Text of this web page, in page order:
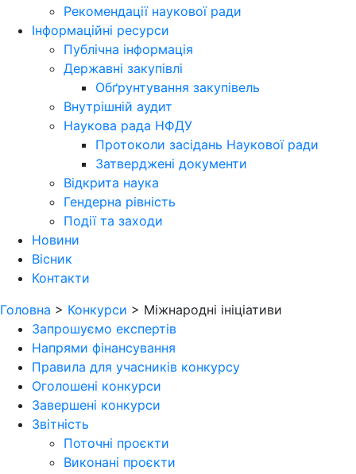
Рекомендації наукової ради
Інформаційні ресурси
Публічна інформація
Державні закупівлі
Обґрунтування закупівель
Внутрішній аудит
Наукова рада НФДУ
Протоколи засідань Наукової ради
Затверджені документи
Відкрита наука
Гендерна рівність
Події та заходи
Новини
Вісник
Контакти
Головна > Конкурси > Міжнародні ініціативи
Запрошуємо експертів
Напрями фінансування
Правила для учасників конкурсу
Оголошені конкурси
Завершені конкурси
Звітність
Поточні проєкти
Виконані проєкти